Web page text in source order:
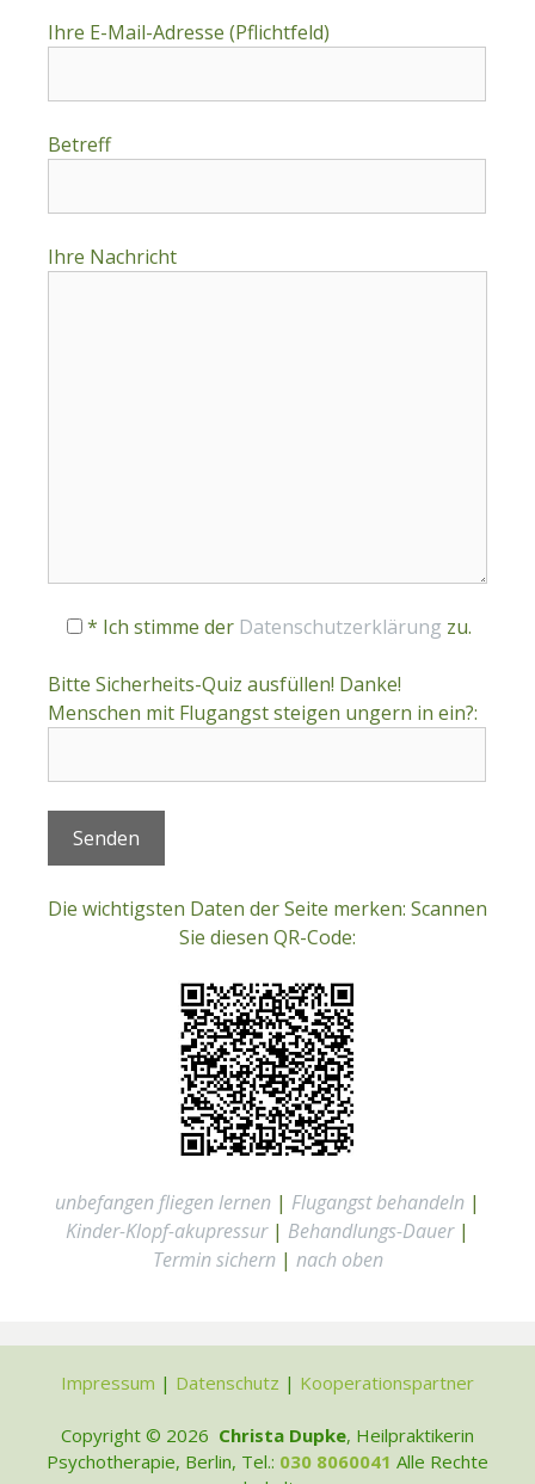
Ihre E-Mail-Adresse (Pflichtfeld)
Betreff
Ihre Nachricht
* Ich stimme der Datenschutzerklärung zu.
Bitte Sicherheits-Quiz ausfüllen! Danke!
Menschen mit Flugangst steigen ungern in ein?:
Die wichtigsten Daten der Seite merken: Scannen
Sie diesen QR-Code:
unbefangen fliegen lernen | Flugangst behandeln |
Kinder-Klopf-akupressur| Behandlungs-Dauer|
Termin sichern| nach oben
Impressum | Datenschutz | Kooperationspartner
Copyright © 2026 Christa Dupke, Heilpraktikerin
Psychotherapie, Berlin, Tel.: 030 8060041 Alle Rechte